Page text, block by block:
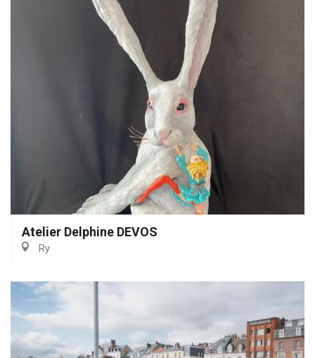
Atelier Delphine DEVOS
Ry